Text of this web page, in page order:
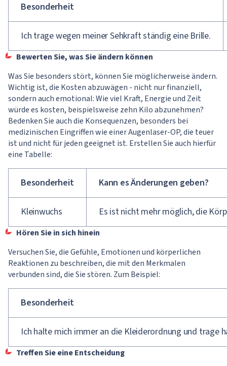
Besonderheit
Ich trage wegen meiner Sehkraft ständig eine Brille.
Bewerten Sie, was Sie ändern können
Was Sie besonders stört, können Sie möglicherweise ändern.
Wichtig ist, die Kosten abzuwägen - nicht nur finanziell,
sondern auch emotional: Wie viel Kraft, Energie und Zeit
würde es kosten, beispielsweise zehn Kilo abzunehmen?
Bedenken Sie auch die Konsequenzen, besonders bei
medizinischen Eingriffen wie einer Augenlaser-OP, die teuer
ist und nicht für jeden geeignet ist. Erstellen Sie auch hierfür
eine Tabelle:
Besonderheit Kann es Änderungen geben?
Kleinwuchs Es ist nicht mehr möglich, die
Hören Sie in sich hinein
Versuchen Sie, die Gefühle, Emotionen und körperlichen
Reaktionen zu beschreiben, die mit den Merkmalen
verbunden sind, die Sie stören. Zum Beispiel:
Besonderheit
Ich halte mich immer an die Kleiderordnung und trage
Treffen Sie eine Entscheidung